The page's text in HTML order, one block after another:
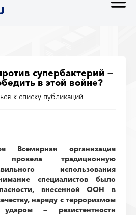
супербактерий —
в этой войне?
к списку публикаций
организация
провела традиционную
использования
специалистов было
внесенной ООН в
наряду с терроризмом
— резистентности